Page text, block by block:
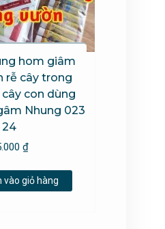
hom giâm
rễ cây trong
con dùng
Nhung 023
24
₫
vào giỏ hàng